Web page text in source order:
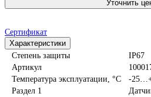
Уточнить
Сертификат
Характеристики
Степень защиты
IP67
Артикул
Температура эксплуатации, °С
-
Раздел 1